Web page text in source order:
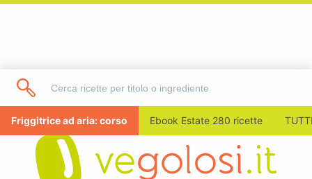
Friggitrice ad aria: corso Ebook Estate 280 ricette